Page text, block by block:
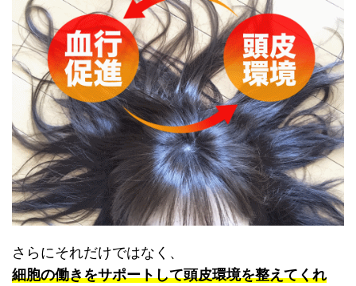
さらにそれだけではなく、
細胞の働きをサポートして頭皮環境を整えてくれ